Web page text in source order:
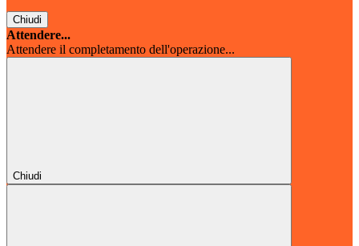
Chiudi
Attendere...
Attendere il completamento dell'operazione...
Chiudi